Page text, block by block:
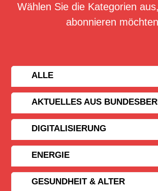
Wählen Sie die Kategorien
abonnieren
ALLE
AKTUELLES AUS
DIGITALISIERUNG
ENERGIE
GESUNDHEIT & ALTER